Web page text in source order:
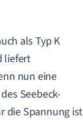
als Typ K
liefert
nun eine
Seebeck-
die Spannung ist